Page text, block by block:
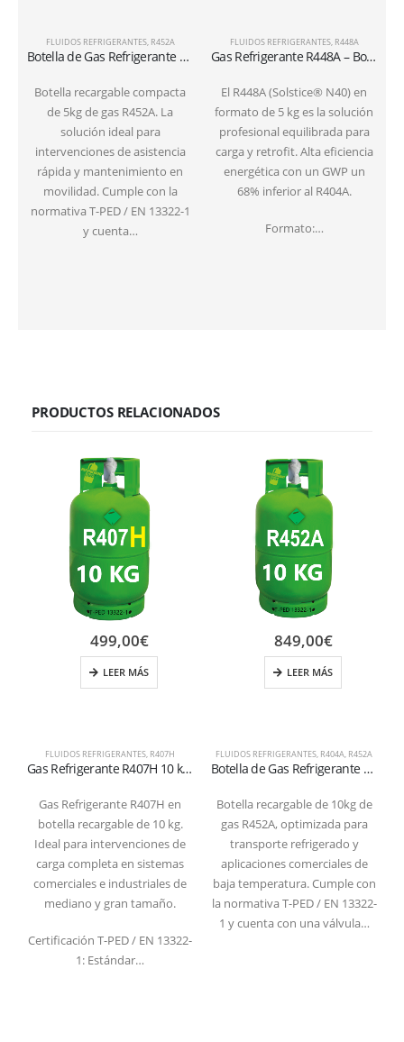
FLUIDOS REFRIGERANTES, R452A
Botella de Gas Refrigerante R452A – 5kg – (T-PED) – Válvula 1/4″ SAE
Botella recargable compacta
de 5kg de gas R452A. La
solución ideal para
intervenciones de asistencia
rápida y mantenimiento en
movilidad. Cumple con la
normativa T-PED / EN 13322-1
y cuenta…
FLUIDOS REFRIGERANTES, R448A
Gas Refrigerante R448A – Bombona 5 kg válvula1/4 SAE
El R448A (Solstice® N40) en
formato de 5 kg es la solución
profesional equilibrada para
carga y retrofit. Alta eficiencia
energética con un GWP un
68% inferior al R404A.
Formato:…
PRODUCTOS RELACIONADOS
FLUIDOS REFRIGERANTES, R407H
Gas Refrigerante R407H 10 kg – Botella Recargable T-PED – Válvula 1/4″ SAE
Gas Refrigerante R407H en
botella recargable de 10 kg.
Ideal para intervenciones de
carga completa en sistemas
comerciales e industriales de
mediano y gran tamaño.
Certificación T-PED / EN 13322-
1: Estándar…
499,00€
LEER MÁS
FLUIDOS REFRIGERANTES, R404A, R452A
Botella de Gas Refrigerante R452A – 10kg – (T-PED) – Válvula 1/4″ SAE
Botella recargable de 10kg de
gas R452A, optimizada para
transporte refrigerado y
aplicaciones comerciales de
baja temperatura. Cumple con
la normativa T-PED / EN 13322-
1 y cuenta con una válvula…
849,00€
LEER MÁS